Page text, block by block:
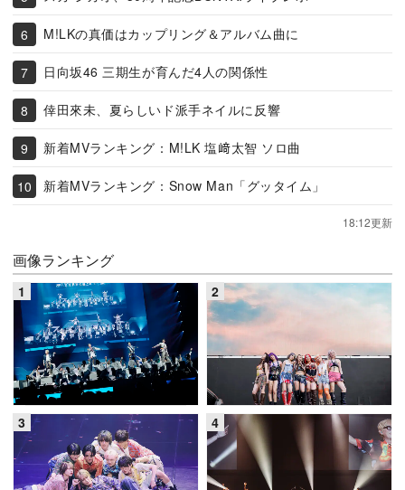
M!LKの真価はカップリング＆アルバム曲に
日向坂46 三期生が育んだ4人の関係性
倖田來未、夏らしいド派手ネイルに反響
新着MVランキング：M!LK 塩﨑太智 ソロ曲
新着MVランキング：Snow Man「グッタイム」
18:12更新
画像ランキング